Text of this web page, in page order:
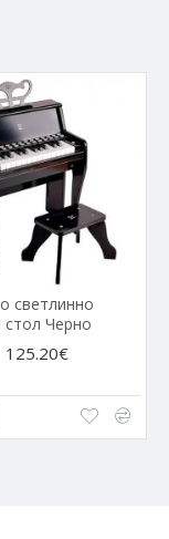
светлинно
стол Черно
125.20€